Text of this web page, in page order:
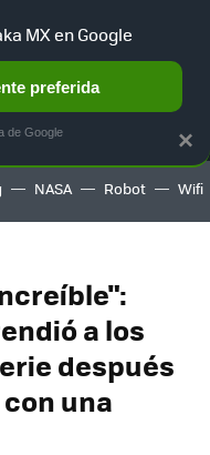
NUEVO
AUTO
NASA Robot Wifi
a los
después
una
×
MX en Google
preferida
de Google